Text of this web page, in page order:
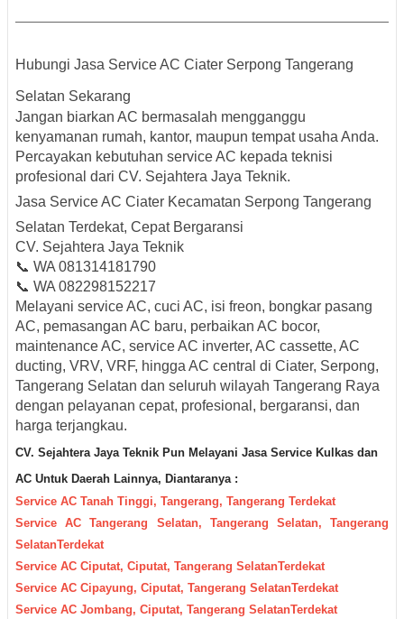
Hubungi Jasa Service AC Ciater Serpong Tangerang
Selatan Sekarang
Jangan biarkan AC bermasalah mengganggu
kenyamanan rumah, kantor, maupun tempat usaha Anda.
Percayakan kebutuhan service AC kepada teknisi
profesional dari CV. Sejahtera Jaya Teknik.
Jasa Service AC Ciater Kecamatan Serpong Tangerang
Selatan Terdekat, Cepat Bergaransi
CV. Sejahtera Jaya Teknik
📞 WA 081314181790
📞 WA 082298152217
Melayani service AC, cuci AC, isi freon, bongkar pasang
AC, pemasangan AC baru, perbaikan AC bocor,
maintenance AC, service AC inverter, AC cassette, AC
ducting, VRV, VRF, hingga AC central di Ciater, Serpong,
Tangerang Selatan dan seluruh wilayah Tangerang Raya
dengan pelayanan cepat, profesional, bergaransi, dan
harga terjangkau.
CV. Sejahtera Jaya Teknik Pun Melayani Jasa Service Kulkas dan
AC Untuk Daerah Lainnya, Diantaranya :
Service AC Tanah Tinggi, Tangerang, Tangerang Terdekat
Service AC Tangerang Selatan, Tangerang Selatan, Tangerang
SelatanTerdekat
Service AC Ciputat, Ciputat, Tangerang SelatanTerdekat
Service AC Cipayung, Ciputat, Tangerang SelatanTerdekat
Service AC Jombang, Ciputat, Tangerang SelatanTerdekat